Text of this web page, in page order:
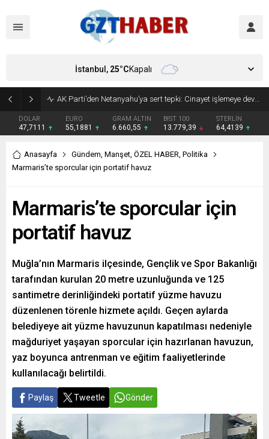
Son Dakika: Etimesgut Belediye Başkanı Erdal Beşikçioğlu görevden uzaklaştırıldı
DOLAR
47,7111
EURO
55,1881
GRAM ALTIN
6.660,55
BIST 100
13.779,39
STERLİN
64,4139
İstanbul, 25°CKapalı
Anasayfa Gündem, Manşet, ÖZEL HABER, Politika
Marmaris’te sporcular için portatif havuz
Marmaris’te sporcular için
portatif havuz
Muğla’nın Marmaris ilçesinde, Gençlik ve Spor Bakanlığı
tarafından kurulan 20 metre uzunluğunda ve 125
santimetre derinliğindeki portatif yüzme havuzu
düzenlenen törenle hizmete açıldı. Geçen aylarda
belediyeye ait yüzme havuzunun kapatılması nedeniyle
mağduriyet yaşayan sporcular için hazırlanan havuzun,
yaz boyunca antrenman ve eğitim faaliyetlerinde
kullanılacağı belirtildi.
Paylaş Tweetle Gönder